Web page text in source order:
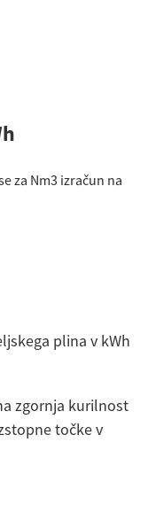
za Nm3 izračun na
plina v kWh
zgornja kurilnost
točke v